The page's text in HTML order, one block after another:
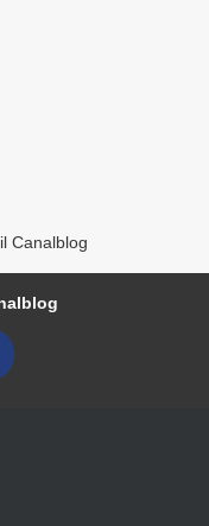
Canalblog